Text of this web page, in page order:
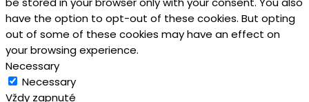
have the option to opt-out of these cookies. But opting
out of some of these cookies may have an effect on
your browsing experience.
Necessary
Necessary
Vždy zapnuté